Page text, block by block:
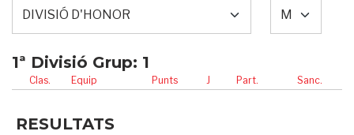
RESULTATS
1ª Divisió Grup: 1
Clas. Equip Punts J Part. Sanc.